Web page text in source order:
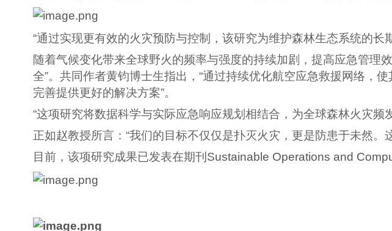
“通过实现更有效的火灾预防与控制，该研究为维护森林生态系统的长
随着气候变化带来全球野火的频率与强度的持续加剧，提高应急管理
全”。共同作者黄钧博士生指出，“通过持续优化航空应急救援网络，
完善提供更好的解决方案”。
“这项研究将数据科学与实际应急响应规划相结合，为全球森林火灾频
正如赵教授所言：“我们的目标不仅仅是扑灭火灾，更是防患于未然。
目前，该项研究成果已发表在期刊 Sustainable Operations and